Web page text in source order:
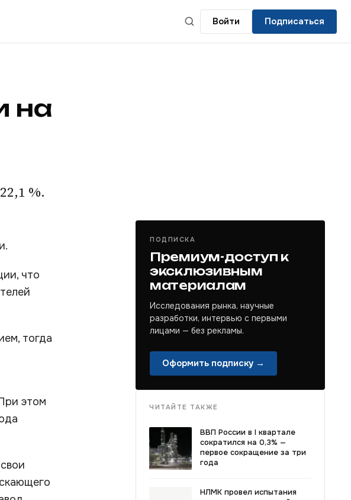
Войти Подписаться
на
%.
что
тогда
этом
ПОДПИСКА
Премиум-доступ к
эксклюзивным
материалам
Исследования рынка, научные
разработки, интервью с первыми
лицами — без рекламы.
Оформить подписку →
ЧИТАЙТЕ ТАКЖЕ
ВВП России в I квартале
сократился на 0,3% —
первое сокращение за три
года
НЛМК провел испытания